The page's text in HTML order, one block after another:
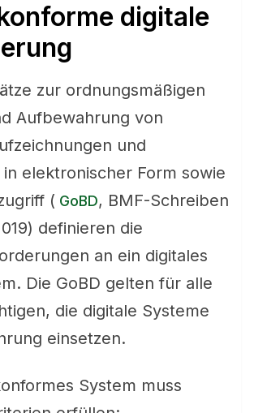
digitale
zur ordnungsmäßigen
Aufbewahrung von
und
elektronischer Form sowie
( GoBD, BMF-Schreiben
definieren die
an ein digitales
Die GoBD gelten für alle
die digitale Systeme
einsetzen.
System muss